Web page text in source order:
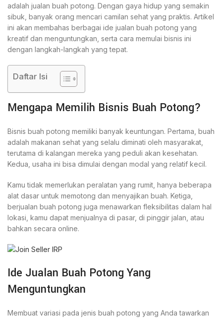
adalah jualan buah potong. Dengan gaya hidup yang semakin
sibuk, banyak orang mencari camilan sehat yang praktis. Artikel
ini akan membahas berbagai ide jualan buah potong yang
kreatif dan menguntungkan, serta cara memulai bisnis ini
dengan langkah-langkah yang tepat.
Daftar Isi
Mengapa Memilih Bisnis Buah Potong?
Bisnis buah potong memiliki banyak keuntungan. Pertama, buah
adalah makanan sehat yang selalu diminati oleh masyarakat,
terutama di kalangan mereka yang peduli akan kesehatan.
Kedua, usaha ini bisa dimulai dengan modal yang relatif kecil.
Kamu tidak memerlukan peralatan yang rumit, hanya beberapa
alat dasar untuk memotong dan menyajikan buah. Ketiga,
berjualan buah potong juga menawarkan fleksibilitas dalam hal
lokasi, kamu dapat menjualnya di pasar, di pinggir jalan, atau
bahkan secara online.
Ide Jualan Buah Potong Yang
Menguntungkan
Membuat variasi pada jenis buah potong yang Anda tawarkan